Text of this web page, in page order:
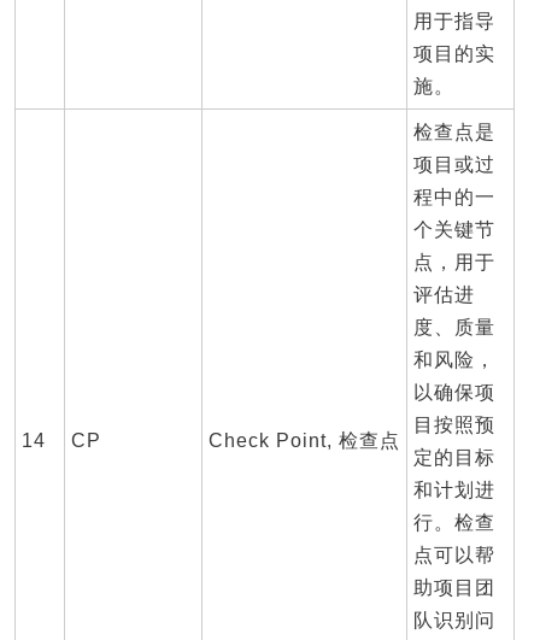
用于指导
项目的实
施。
14 CP Check Point, 检查点
检查点是
项目或过
程中的一
个关键节
点，用于
评估进
度、质量
和风险，
以确保项
目按照预
定的目标
和计划进
行。检查
点可以帮
助项目团
队识别问